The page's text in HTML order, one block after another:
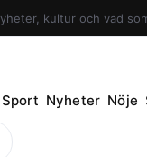
kultur och vad
Sport Nyheter Nöje